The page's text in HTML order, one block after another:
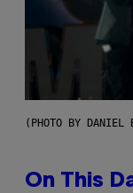
(PHOTO BY DANIEL
On This